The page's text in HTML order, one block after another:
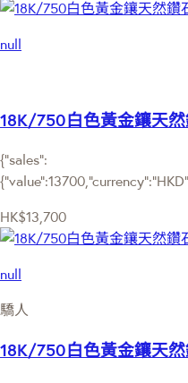
null
18K/750白色黃金鑲天
{"sales":
HK$13,700
null
驕人
18K/750白色黃金鑲天